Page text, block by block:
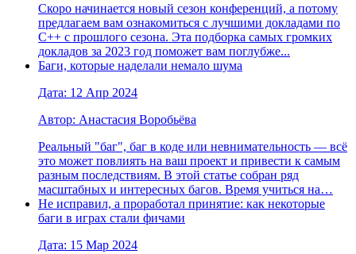
Скоро начинается новый сезон конференций, а потому
предлагаем вам ознакомиться с лучшими докладами по
С++ с прошлого сезона. Эта подборка самых громких
докладов за 2023 год поможет вам поглубже...
Баги, которые наделали немало шума
Дата: 12 Апр 2024
Автор: Анастасия Воробьёва
Реальный "баг", баг в коде или невнимательность — всё
это может повлиять на ваш проект и привести к самым
разным последствиям. В этой статье собран ряд
масштабных и интересных багов. Время учиться на…
Не исправил, а проработал принятие: как некоторые
баги в играх стали фичами
Дата: 15 Мар 2024